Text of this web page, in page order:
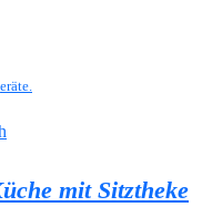
mit Sitztheke